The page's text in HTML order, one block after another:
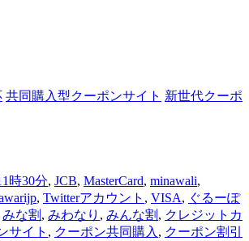
共同購入型クーポンサイト 新世代クーポ
時30分, JCB, MasterCard, minawali,
, Twitterアカウント , VISA, ぐるーぽ
みな割 , みわなり , みんな割 , クレジットカ
サイト , クーポン共同購入, クーポン割引